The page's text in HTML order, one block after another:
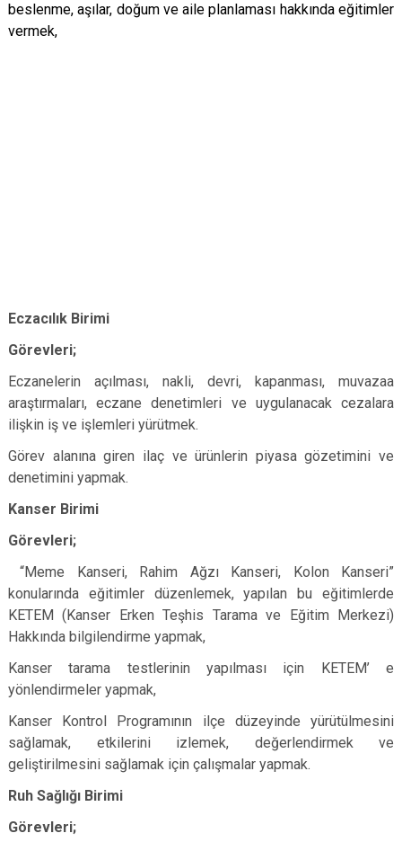
beslenme, aşılar, doğum ve aile planlaması hakkında eğitimler
vermek,
Eczacılık Birimi
Görevleri;
Eczanelerin açılması, nakli, devri, kapanması, muvazaa
araştırmaları, eczane denetimleri ve uygulanacak cezalara
ilişkin iş ve işlemleri yürütmek.
Görev alanına giren ilaç ve ürünlerin piyasa gözetimini ve
denetimini yapmak.
Kanser Birimi
Görevleri;
“Meme Kanseri, Rahim Ağzı Kanseri, Kolon Kanseri”
konularında eğitimler düzenlemek, yapılan bu eğitimlerde
KETEM (Kanser Erken Teşhis Tarama ve Eğitim Merkezi)
Hakkında bilgilendirme yapmak,
Kanser tarama testlerinin yapılması için KETEM’ e
yönlendirmeler yapmak,
Kanser Kontrol Programının ilçe düzeyinde yürütülmesini
sağlamak, etkilerini izlemek, değerlendirmek ve
geliştirilmesini sağlamak için çalışmalar yapmak.
Ruh Sağlığı Birimi
Görevleri;